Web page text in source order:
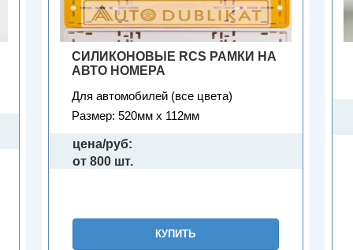
СИЛИКОНОВЫЕ RCS РАМКИ НА
АВТО НОМЕРА
Для автомобилей (все цвета)
Размер: 520мм х 112мм
цена/руб:
от 800 шт.
КУПИТЬ